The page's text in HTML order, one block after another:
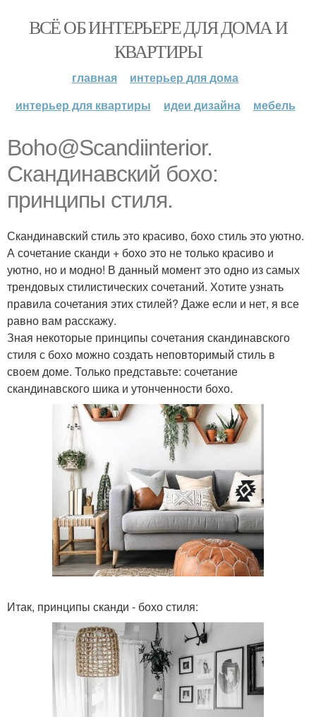
ВСЁ ОБ ИНТЕРЬЕРЕ ДЛЯ ДОМА И
КВАРТИРЫ
главная
интерьер для дома
интерьер для квартиры
идеи дизайна мебель
Boho@Scandiinterior.
Скандинавский бохо:
принципы стиля.
Скандинавский стиль это красиво, бохо стиль это уютно.
А сочетание сканди + бохо это не только красиво и
уютно, но и модно! В данный момент это одно из самых
трендовых стилистических сочетаний. Хотите узнать
правила сочетания этих стилей? Даже если и нет, я все
равно вам расскажу.
Зная некоторые принципы сочетания скандинавского
стиля с бохо можно создать неповторимый стиль в
своем доме. Только представьте: сочетание
скандинавского шика и утонченности бохо.
Итак, принципы сканди - бохо стиля: